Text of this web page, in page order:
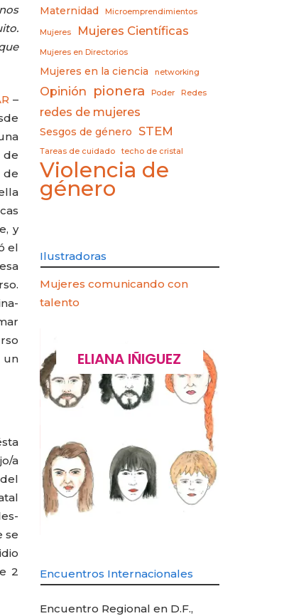
–
de
de
y
el
a
se
2
Maternidad Microemprendimientos
Mujeres Mujeres Científicas
Mujeres en Directorios
Mujeres en la ciencia networking
Opinión pionera Poder Redes
redes de mujeres
Sesgos de género STEM
Tareas de cuidado techo de cristal
Violencia de
género
Ilustradoras
Mujeres comunicando con
talento
CARLA PILLA
Encuentros Internacionales
Encuentro Regional en D.F.,